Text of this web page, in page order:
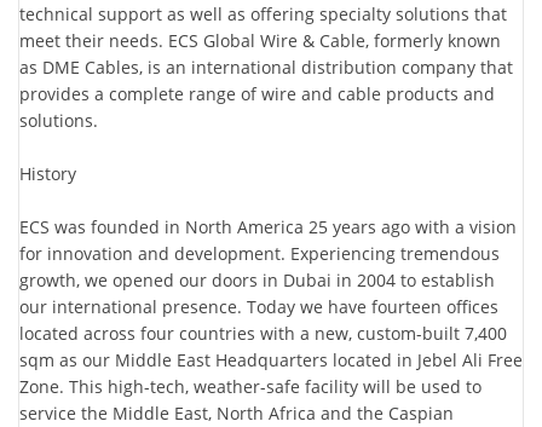
technical support as well as offering specialty solutions that
meet their needs. ECS Global Wire & Cable, formerly known
as DME Cables, is an international distribution company that
provides a complete range of wire and cable products and
solutions.
History
ECS was founded in North America 25 years ago with a vision
for innovation and development. Experiencing tremendous
growth, we opened our doors in Dubai in 2004 to establish
our international presence. Today we have fourteen offices
located across four countries with a new, custom-built 7,400
sqm as our Middle East Headquarters located in Jebel Ali Free
Zone. This high-tech, weather-safe facility will be used to
service the Middle East, North Africa and the Caspian